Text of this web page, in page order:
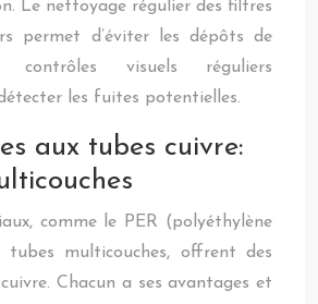
Le nettoyage régulier des filtres
permet d’éviter les dépôts de
contrôles visuels réguliers
les fuites potentielles.
aux tubes cuivre:
comme le PER (polyéthylène
multicouches, offrent des
Chacun a ses avantages et